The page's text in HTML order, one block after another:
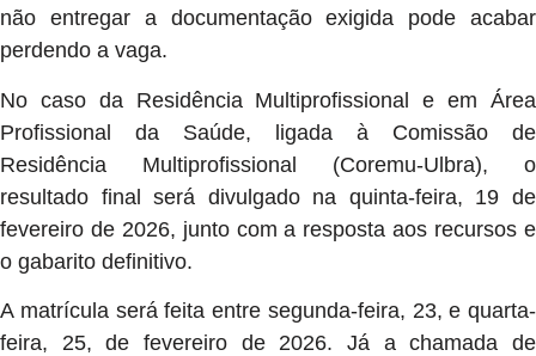
não entregar a documentação exigida pode acabar
perdendo a vaga.
No caso da Residência Multiprofissional e em Área
Profissional da Saúde, ligada à Comissão de
Residência Multiprofissional (Coremu-Ulbra), o
resultado final será divulgado na quinta-feira, 19 de
fevereiro de 2026, junto com a resposta aos recursos e
o gabarito definitivo.
A matrícula será feita entre segunda-feira, 23, e quarta-
feira, 25, de fevereiro de 2026. Já a chamada de